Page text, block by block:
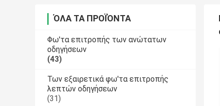
ΌΛΑ ΤΑ ΠΡΟΪΌΝΤΑ
Φω'τα επιτροπής των ανώτατων
οδηγήσεων
(43)
Των εξαιρετικά φω'τα επιτροπής
λεπτών οδηγήσεων
(31)